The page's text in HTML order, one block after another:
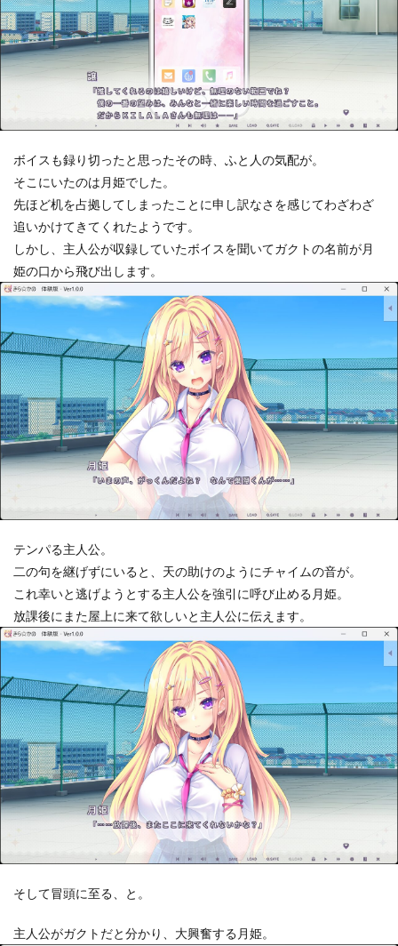
ボイスも録り切ったと思ったその時、ふと人の気配が。
そこにいたのは月姫でした。
先ほど机を占拠してしまったことに申し訳なさを感じてわざわざ
追いかけてきてくれたようです。
しかし、主人公が収録していたボイスを聞いてガクトの名前が月
姫の口から飛び出します。
テンパる主人公。
二の句を継げずにいると、天の助けのようにチャイムの音が。
これ幸いと逃げようとする主人公を強引に呼び止める月姫。
放課後にまた屋上に来て欲しいと主人公に伝えます。
そして冒頭に至る、と。
主人公がガクトだと分かり、大興奮する月姫。